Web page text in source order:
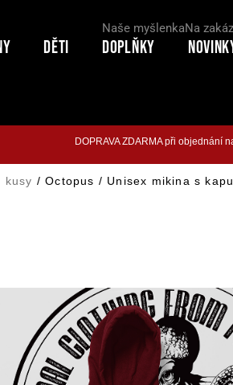
Naše myšlenkaNa
Děti Doplňky
DOPRAVA ZDARMA při objednání
kusy / Octopus / Unisex mikina s